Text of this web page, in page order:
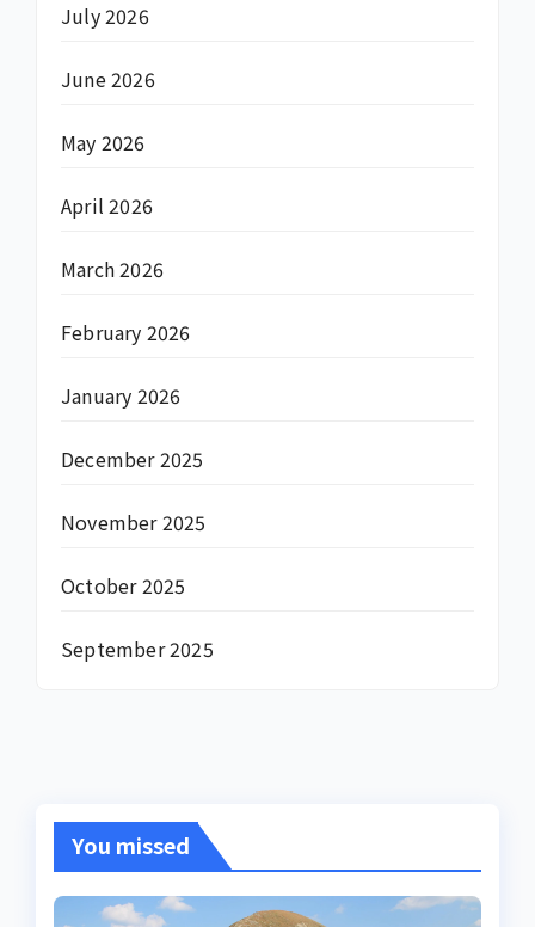
July 2026
June 2026
May 2026
April 2026
March 2026
February 2026
January 2026
December 2025
November 2025
October 2025
September 2025
You missed